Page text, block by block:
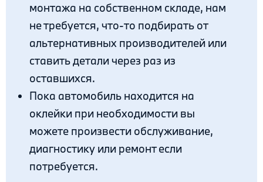
монтажа на собственном складе, нам
не требуется, что-то подбирать от
альтернативных производителей или
ставить детали через раз из
оставшихся.
Пока автомобиль находится на
оклейки при необходимости вы
можете произвести обслуживание,
диагностику или ремонт если
потребуется.